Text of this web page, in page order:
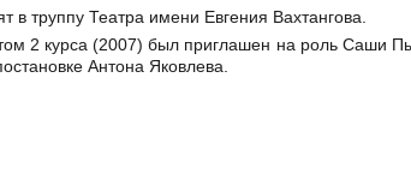
в труппу Театра имени Евгения Вахтангова.
2 курса (2007) был приглашен на роль Саши
Антона Яковлева.